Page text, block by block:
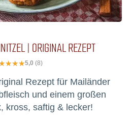
| ORIGINAL REZEPT
5,0 (8)
Rezept für Mailänder
und einem großen
kross, saftig & lecker!